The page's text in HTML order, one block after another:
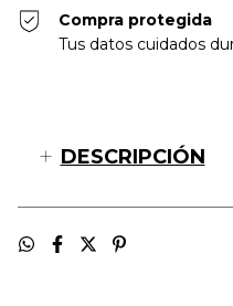
Compra protegida
Tus datos cuidados
DESCRIPCIÓN